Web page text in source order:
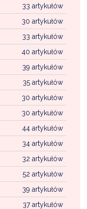
33 artykułów
30 artykułów
33 artykułów
40 artykułów
39 artykułów
35 artykułów
30 artykułów
30 artykułów
44 artykułów
34 artykułów
32 artykułów
52 artykułów
39 artykułów
37 artykułów